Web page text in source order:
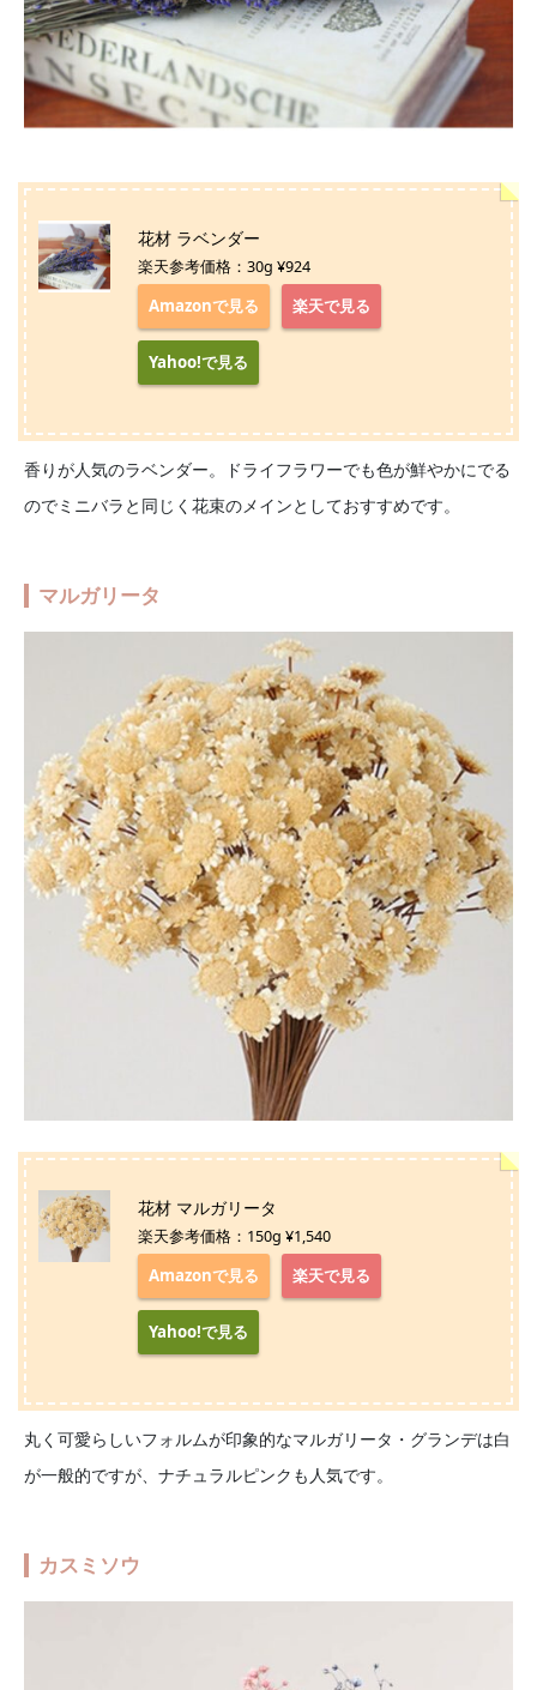
花材 ラベンダー
楽天参考価格：30g ¥924
Amazonで見る 楽天で見る
Yahoo!で見る
香りが人気のラベンダー。ドライフラワーでも色が鮮やかにでる
のでミニバラと同じく花束のメインとしておすすめです。
マルガリータ
花材 マルガリータ
楽天参考価格：150g ¥1,540
Amazonで見る 楽天で見る
Yahoo!で見る
丸く可愛らしいフォルムが印象的なマルガリータ・グランデは白
が一般的ですが、ナチュラルピンクも人気です。
カスミソウ